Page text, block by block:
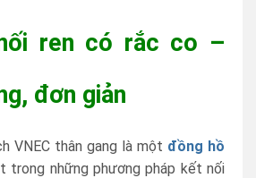
ren có rắc co –
đơn giản
VNEC thân gang là một đồng hồ
trong những phương pháp kết nối